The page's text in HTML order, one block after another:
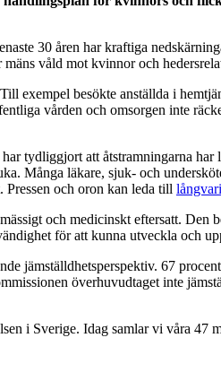
30 åren har kraftiga
våld mot kvinnor och
exempel besökte anställda i
vården och omsorgen inte
tydliggjort att åtstramningarna
Många läkare, sjuk- och
Pressen och oron kan leda till
och medicinskt eftersatt.
för att kunna utveckla och
jämställdhetsperspektiv. 67
överhuvudtaget inte
i Sverige. Idag samlar vi våra 47